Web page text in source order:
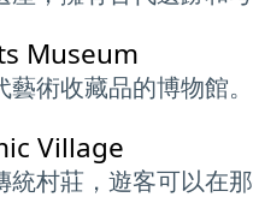
Museum
術收藏品的博物館。
Village
村莊，遊客可以在